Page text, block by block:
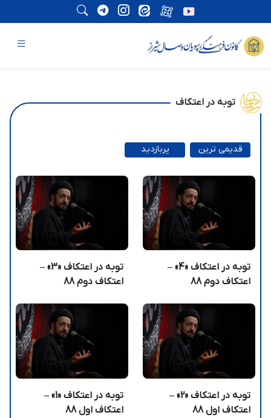
توبه در اعتکاف
پربازدید
قدیمی ترین
توبه در اعتکاف «4» –
اعتکاف دوم 88
توبه در اعتکاف «3» –
اعتکاف دوم 88
توبه در اعتکاف «2» –
اعتکاف اول 88
توبه در اعتکاف «1» –
اعتکاف اول 88